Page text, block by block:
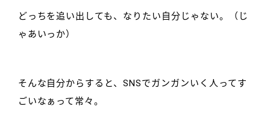
どっちを追い出しても、なりたい自分じゃない。（じ
ゃあいっか）
そんな自分からすると、SNSでガンガンいく人ってす
ごいなぁって常々。